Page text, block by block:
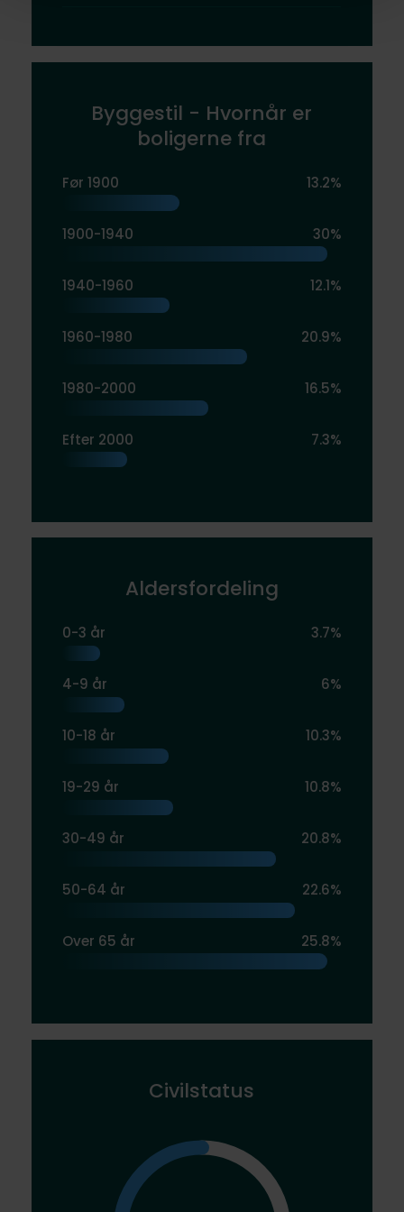
Byggestil - Hvornår er
boligerne fra
Før 1900 13.2%
1900-1940 30%
1940-1960 12.1%
1960-1980 20.9%
1980-2000 16.5%
Efter 2000 7.3%
Aldersfordeling
0-3 år 3.7%
4-9 år 6%
10-18 år 10.3%
19-29 år 10.8%
30-49 år 20.8%
50-64 år 22.6%
Over 65 år 25.8%
Civilstatus